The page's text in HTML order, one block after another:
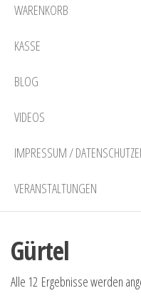
WARENKORB
KASSE
BLOG
VIDEOS
IMPRESSUM /
VERANSTALTUNGEN
Gürtel
Alle 12 Ergebnisse werden